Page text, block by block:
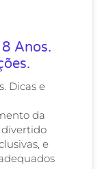
Anos.
Dicas e
da
divertido
e